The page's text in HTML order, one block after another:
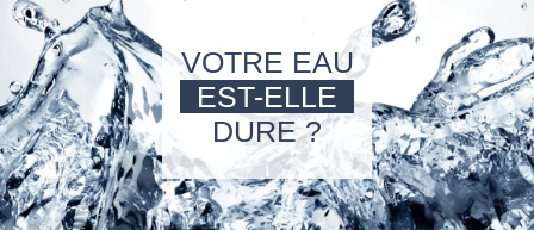
VOTRE EAU
EST-ELLE
DURE ?